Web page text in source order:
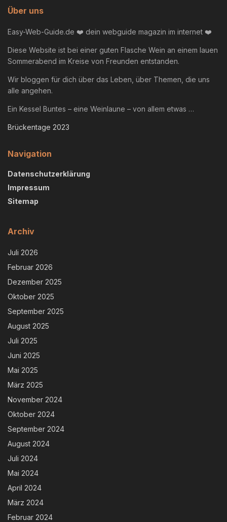
Über uns
Easy-Web-Guide.de ❤️ dein webguide magazin im internet ❤️
Diese Website ist bei einer guten Flasche Wein an einem lauen
Sommerabend im Kreise von Freunden entstanden.
Wir bloggen für dich über das Leben, über Themen, die uns
alle angehen.
Ein Kessel Buntes – eine Weinlaune – von allem etwas …
Brückentage 2023
Navigation
Datenschutzerklärung
Impressum
Sitemap
Archiv
Juli 2026
Februar 2026
Dezember 2025
Oktober 2025
September 2025
August 2025
Juli 2025
Juni 2025
Mai 2025
März 2025
November 2024
Oktober 2024
September 2024
August 2024
Juli 2024
Mai 2024
April 2024
März 2024
Februar 2024